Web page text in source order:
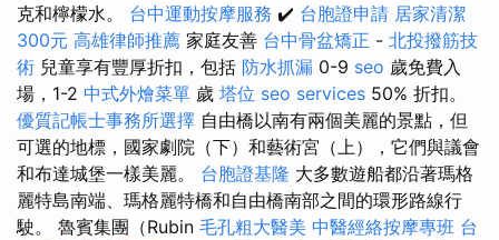
克和檸檬水。 台中運動按摩服務 ✔️ 台胞證申請 居家清潔
300元 高雄律師推薦 家庭友善 台中骨盆矯正 - 北投撥筋技
術 兒童享有豐厚折扣，包括 防水抓漏 0-9 seo 歲免費入
場，1-2 中式外燴菜單 歲 塔位 seo services 50% 折扣。
優質記帳士事務所選擇 自由橋以南有兩個美麗的景點，但
可選的地標，國家劇院（下）和藝術宮（上），它們與議會
和布達城堡一樣美麗。 台胞證基隆 大多數遊船都沿著瑪格
麗特島南端、瑪格麗特橋和自由橋南部之間的環形路線行
駛。 魯賓集團（Rubin 毛孔粗大醫美 中醫經絡按摩專班 台